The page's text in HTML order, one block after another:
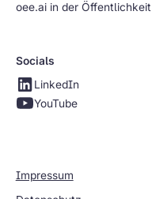
oee.ai in der Öffentlichkeit
Socials
LinkedIn
YouTube
Impressum